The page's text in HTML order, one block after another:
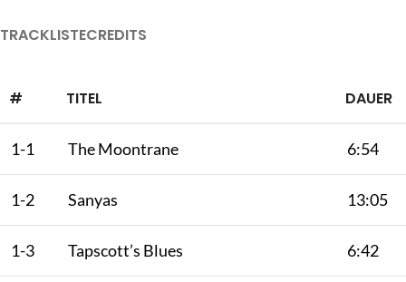
TRACKLISTECREDITS
# TITEL DAUER
1-1 The Moontrane 6:54
1-2 Sanyas 13:05
1-3 Tapscott’s Blues 6:42